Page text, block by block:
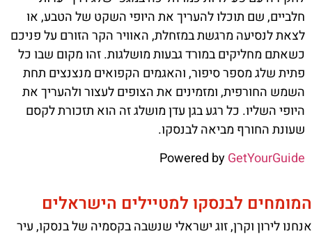
חלביים, שם תוכלו להעריך את היופי השקט של הטבע, או
לצאת לנסיעה מרגשת במזחלת, האוויר הקר הזורם על פניכם
כשאתם מחליקים במורד גבעות מושלגות. זהו מקום שבו כל
פתית שלג מספר סיפור, והאגמים הקפואים מנצנצים תחת
השמש החורפית, ומזמינים את הצופים לעצור ולהעריך את
היופי השליו. כל רגע בגן עדן מושלג זה הוא תזכורת לקסם
שעונת החורף מביאה לבנסקו.
Powered byGetYourGuide
המומחים לבנסקו למטיילים הישראלים
אנחנו לירון וקרן, זוג ישראלי שנשבה בקסמיה של בנסקו, עיר